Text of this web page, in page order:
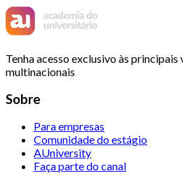
Tenha acesso exclusivo às principais
multinacionais
Sobre
Para empresas
Comunidade do estágio
AUniversity
Faça parte do canal